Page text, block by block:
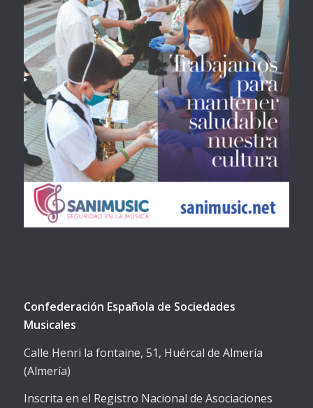
Confederación Española de Sociedades
Musicales
Calle Henri la fontaine, 51, Huércal de Almería
(Almería)
Inscrita en el Registro Nacional de Asociaciones